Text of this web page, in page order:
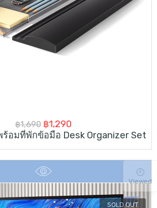
฿1,690 Original
price
฿1,690.
฿1,290Current
price
อมที่พักข้อมือ Desk Organizer Set
SOLD OUT
Viewed